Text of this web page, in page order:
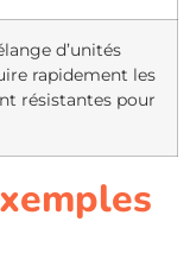
d’unités
rapidement les
résistantes pour